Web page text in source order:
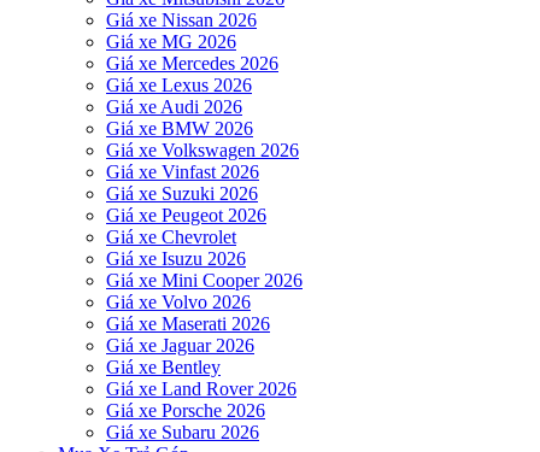
Giá xe Nissan 2026
Giá xe MG 2026
Giá xe Mercedes 2026
Giá xe Lexus 2026
Giá xe Audi 2026
Giá xe BMW 2026
Giá xe Volkswagen 2026
Giá xe Vinfast 2026
Giá xe Suzuki 2026
Giá xe Peugeot 2026
Giá xe Chevrolet
Giá xe Isuzu 2026
Giá xe Mini Cooper 2026
Giá xe Volvo 2026
Giá xe Maserati 2026
Giá xe Jaguar 2026
Giá xe Bentley
Giá xe Land Rover 2026
Giá xe Porsche 2026
Giá xe Subaru 2026